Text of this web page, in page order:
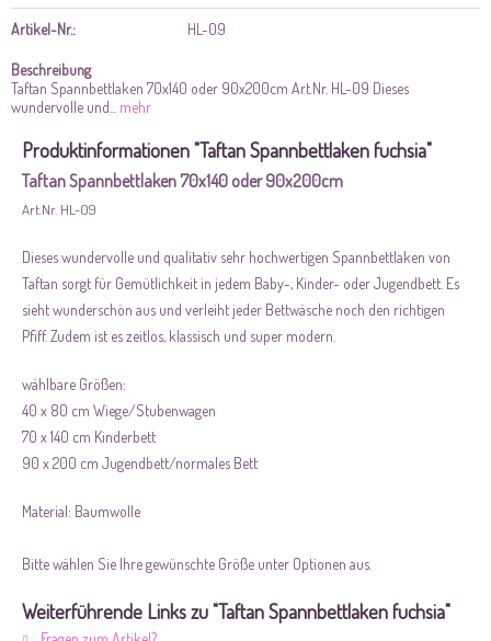
Artikel-Nr.: HL-09
Beschreibung
Taftan Spannbettlaken 70x140 oder 90x200cm Art.Nr. HL-09 Dieses
wundervolle und...
mehr
Produktinformationen "Taftan Spannbettlaken fuchsia"
Taftan Spannbettlaken 70x140 oder 90x200cm
Art.Nr. HL-09
Dieses wundervolle und qualitativ sehr hochwertigen Spannbettlaken von
Taftan sorgt für Gemütlichkeit in jedem Baby-, Kinder- oder Jugendbett. Es
sieht wunderschön aus und verleiht jeder Bettwäsche noch den richtigen
Pfiff. Zudem ist es zeitlos, klassisch und super modern.
wählbare Größen:
40 x 80 cm Wiege/Stubenwagen
70 x 140 cm Kinderbett
90 x 200 cm Jugendbett/normales Bett
Material: Baumwolle
Bitte wählen Sie Ihre gewünschte Größe unter Optionen aus.
Weiterführende Links zu "Taftan Spannbettlaken fuchsia"